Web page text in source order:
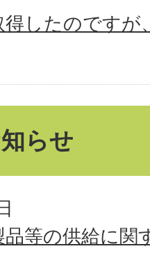
得したのですが
らせ
等の供給に関